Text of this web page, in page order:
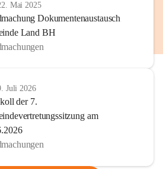
Mai 2025
Dokumentenaustausch
Land BH
Juli 2026
der 7.
am